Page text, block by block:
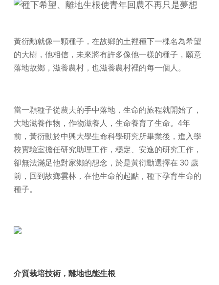
黃衍勳就像一顆種子，在故鄉的土裡種下一棵名為希望
的大樹，他相信，未來將有許多像他一樣的種子，願意
落地故鄉，滋養農村，也滋養農村裡的每一個人。
當一顆種子從農夫的手中落地，生命的旅程就開始了，
大地滋養作物，作物滋養人，生命養育了生命。4年
前，黃衍勳於中興大學生命科學研究所畢業後，進入學
校實驗室擔任研究助理工作，穩定、安逸的研究工作，
卻無法滿足他對家鄉的想念，於是黃衍勳選擇在 30 歲
前，回到故鄉雲林，在他生命的起點，種下孕育生命的
種子。
介質栽培技術，離地也能生根